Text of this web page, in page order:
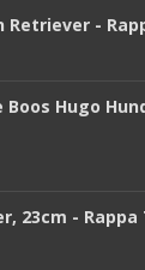
Retriever -
Boos Hugo
23cm - Rappa